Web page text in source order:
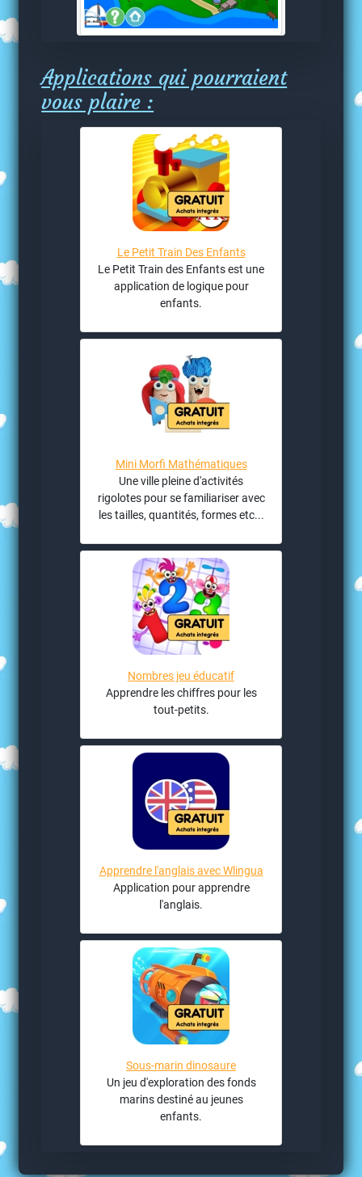
Applications qui pourraient
vous plaire :
Le Petit Train Des Enfants
Le Petit Train des Enfants est une
application de logique pour
enfants.
Mini Morfi Mathématiques
Une ville pleine d'activités
rigolotes pour se familiariser avec
les tailles, quantités, formes etc...
Nombres jeu éducatif
Apprendre les chiffres pour les
tout-petits.
Apprendre l'anglais avec Wlingua
Application pour apprendre
l'anglais.
Sous-marin dinosaure
Un jeu d'exploration des fonds
marins destiné au jeunes
enfants.